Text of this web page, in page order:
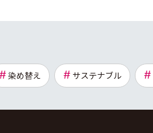
染め替え サステナブル